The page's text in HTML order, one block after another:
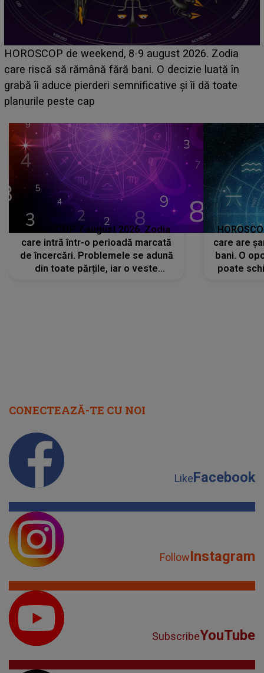
Emanuel a ținut ACEST DETALIU ASCUNS până
acum! În fața Alexandrei, concurentul din Casa Iubirii
face o MĂRTURISIRE NEAȘTEPTATĂ despre mama
sa: "I-am spus și ei în față, eu nu te iubesc pentru
HOROSCOP 7 august 2026. Zodia
care intră într-o perioadă marcată
de încercări. Problemele se adună
din toate părțile, iar o veste
care are
bani. O
poate
CONECTEAZĂ-TE CU NOI
LikeFacebook
FollowInstagram
SubscribeYouTube